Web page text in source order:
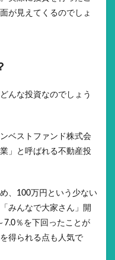
が見えてくるのでしょ
んな投資なのでしょう
ベストファンド株式会
」と呼ばれる不動産投
、100万円という少ない
みんなで大家さん」開
7.0％を下回ったことが
得られる点も人気で